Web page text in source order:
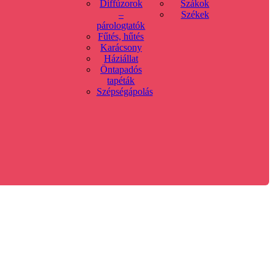
Diffúzorok
–
párologtatók
Fűtés, hűtés
Karácsony
Háziállat
Öntapadós
tapéták
Szépségápolás
Szákok
Székek